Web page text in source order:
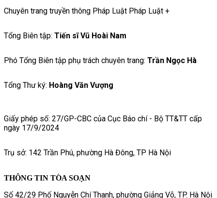
Chuyên trang truyền thông Pháp Luật Pháp Luật +
Tổng Biên tập: Tiến sĩ Vũ Hoài Nam
Phó Tổng Biên tập phụ trách chuyên trang: Trần Ngọc Hà
Tổng Thư ký: Hoàng Văn Vượng
Giấy phép số: 27/GP-CBC của Cục Báo chí - Bộ TT&TT cấp
ngày 17/9/2024
Trụ sở: 142 Trần Phú, phường Hà Đông, TP Hà Nội
THÔNG TIN TÒA SOẠN
Số 42/29 Phố Nguyễn Chí Thanh, phường Giảng Võ, TP. Hà Nội